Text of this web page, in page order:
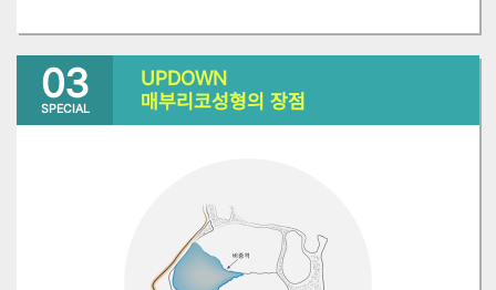
03
SPECIAL
UPDOWN
매부리코성형의 장점